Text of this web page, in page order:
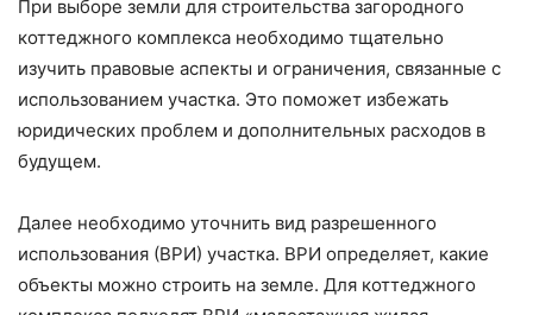
При выборе земли для строительства загородного
коттеджного комплекса необходимо тщательно
изучить правовые аспекты и ограничения, связанные с
использованием участка. Это поможет избежать
юридических проблем и дополнительных расходов в
будущем.
Далее необходимо уточнить вид разрешенного
использования (ВРИ) участка. ВРИ определяет, какие
объекты можно строить на земле. Для коттеджного